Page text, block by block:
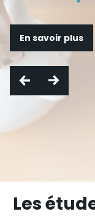
En savoir plus
Les